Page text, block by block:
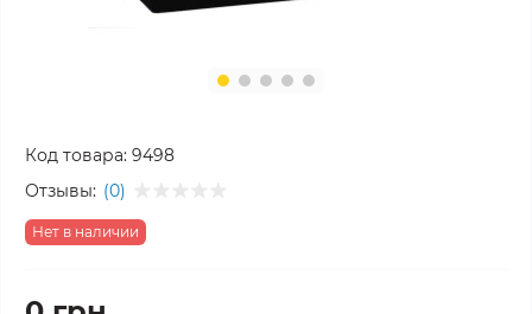
Код товара: 9498
Отзывы: (0)
Нет в наличии